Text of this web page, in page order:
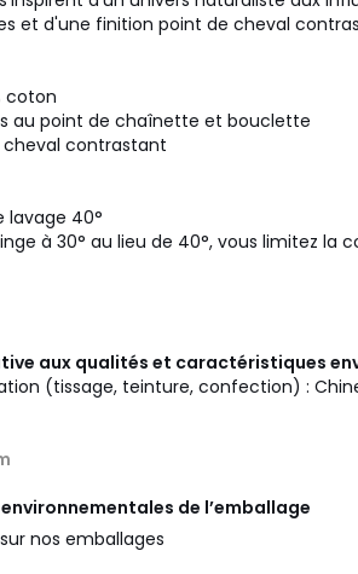
et d'une finition point de cheval
coton
au point de chaînette et bouclette
cheval contrastant
lavage 40°
à 30° au lieu de 40°, vous limitez la
aux qualités et caractéristiques
(tissage, teinture, confection) :
de l’emballage
nos emballages